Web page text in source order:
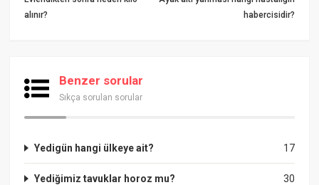
alınır?
habercisidir?
Benzer sorular
Sıkça sorulan sorular
17
Yedigün hangi ülkeye ait?
30
Yediğimiz tavuklar horoz mu?